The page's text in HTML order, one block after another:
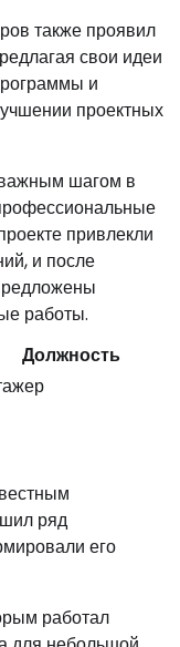
также проявил
свои идеи
и
проектных
шагом в
привлекли
и после
работы.
Должность
ряд
его
работал